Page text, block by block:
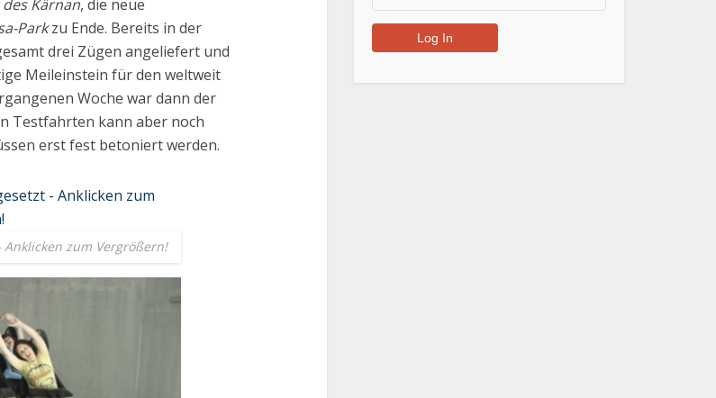
Kärnan, die neue
Parkzu Ende. Bereits in der
drei Zügen angeliefert und
Meileinstein für den weltweit
Woche war dann der
Testfahrten kann aber noch
erst fest betoniert werden.
zum Vergrößern!